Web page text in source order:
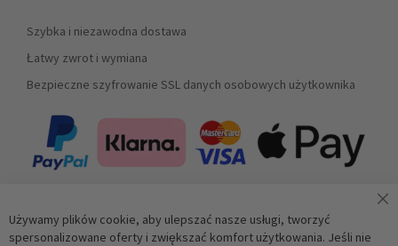
Szybka i niezawodna dostawa
Łatwy zwrot i wymiana
Bezpieczne szyfrowanie SSL danych osobowych użytkownika
Zapisz się do newslettera
Używamy plików cookie, aby ulepszać nasze usługi, tworzyć
spersonalizowane oferty i zwiększać komfort użytkowania. Jeśli nie